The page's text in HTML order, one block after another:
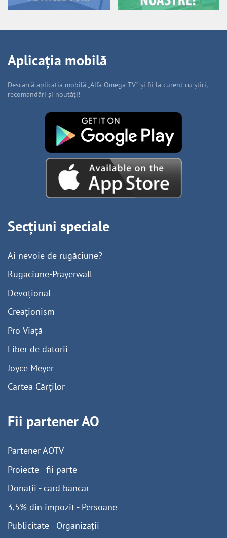
Aplicația mobilă
Descarcă aplicația mobilă „Alfa Omega TV” și fii la curent cu știri,
recomandări și noutăți!
Secțiuni speciale
Ai nevoie de rugăciune?
Rugaciune-Prayerwall
Devoțional
Creaționism
Pro-Viață
Liber de datorii
Joyce Meyer
Cartea Cărților
Fii partener AO
Partener AOTV
Proiecte - fii parte
Donații - card bancar
3,5% din impozit - Persoane
Publicitate - Organizații